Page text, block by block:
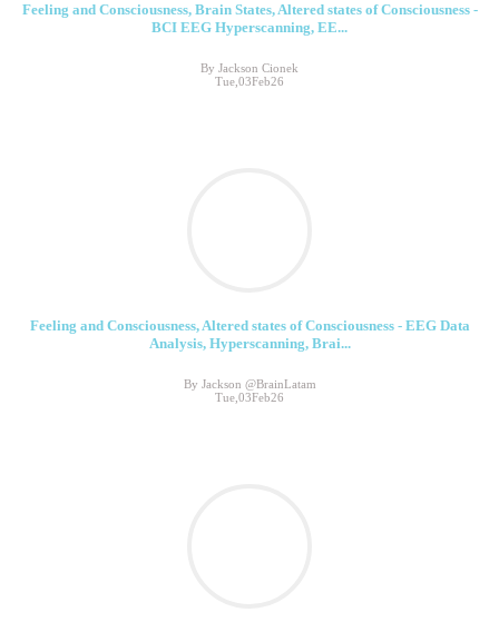
Feeling and Consciousness, Brain States, Altered states of Consciousness -
BCI EEG Hyperscanning, EE...
By Jackson Cionek
Tue,03Feb26
Feeling and Consciousness, Altered states of Consciousness - EEG Data
Analysis, Hyperscanning, Brai...
By Jackson @BrainLatam
Tue,03Feb26